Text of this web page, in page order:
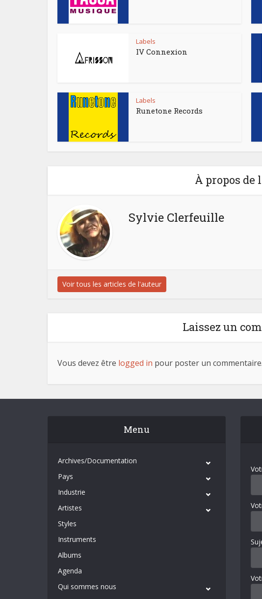
Labels
IV Connexion
Labels
Runetone Records
À propos de
Sylvie Clerfeuille
Voir tous les articles de l'auteur
Laissez un
Vous devez être logged in pour poster un commentaire.
Menu
Archives/Documentation
Pays
Industrie
Artistes
Styles
Instruments
Albums
Agenda
Qui sommes nous